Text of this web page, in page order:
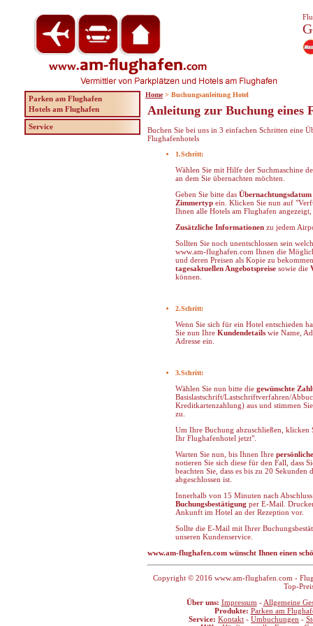
Anleitung zur Buchung eines
Buchen Sie bei uns in 3 einfachen Schritten eine
Flughafenhotels
1.Schritt:
Wählen Sie mit Hilfe der Suchmaschine
an dem Sie übernachten möchten.
Geben Sie bitte das Übernachtungsdatum
Zimmertyp ein. Klicken Sie nun auf
Ihnen alle Hotels am Flughafen
Zusätzliche Informationen zu jedem
Sollten Sie noch unentschlossen sein
www.am-flughafen.com Ihnen die
und deren Preisen als Kopie zu
tagesaktuellen Angebotspreise sowie die
können.
2.Schritt:
Wenn Sie sich für ein Hotel entschieden
Sie nun Ihre Kundendetails wie Name,
Adresse ein.
3.Schritt:
Wählen Sie nun bitte die gewünschte
Basislastschrift/Lastschriftverfahren/
Kreditkartenzahlung) aus und stimmen
zu.
Um Ihre Buchung abzuschließen, klicken
Ihr Flughafenhotel jetzt".
Warten Sie nun, bis Ihnen Ihre
notieren Sie sich diese für den Fall, dass
beachten Sie, dass es bis zu 20
abgeschlossen ist.
Innerhalb von 15 Minuten nach
Buchungsbestätigung per E-Mail .
Ankunft im Hotel an der Rezeption vor.
Sollte die E-Mail mit Ihrer
unseren Kundenservice.
www.am-flughafen.com wünscht Ihnen einen
Copyright © 2016 www.am-flughafen.com -
Top-
Über uns: Impressum - Allgemeine
Produkte: Parken am
Service: Kontakt - Umbuchungen -
Parken am Flughafen
Hotels am Flughafen
Service
Home > Buchungsanleitung Hotel